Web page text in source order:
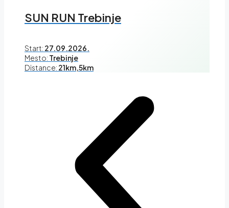
SUN RUN Trebinje
Start: 27.09.2026.
Mesto: Trebinje
Distance: 21km,5km